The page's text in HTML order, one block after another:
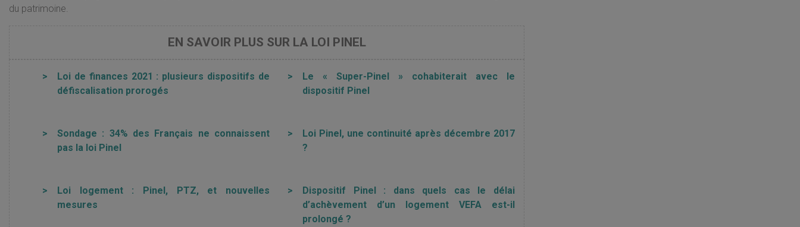
du patrimoine.
EN SAVOIR PLUS SUR LA LOI PINEL
>
Loi de finances 2021 : plusieurs dispositifs de
défiscalisation prorogés
>
Le « Super-Pinel » cohabiterait avec le
dispositif Pinel
>
Sondage : 34% des Français ne connaissent
pas la loi Pinel
>
Loi Pinel, une continuité après décembre 2017
?
>
Loi logement : Pinel, PTZ, et nouvelles
mesures
>
Dispositif Pinel : dans quels cas le délai
d’achèvement d’un logement VEFA est-il
prolongé ?